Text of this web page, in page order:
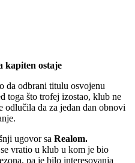
kapiten ostaje
da odbrani titulu osvojenu
toga što trofej izostao, klub ne
odlučila da za jedan dan obnovi
ugovor sa Realom.
vratio u klub u kom je bio
pa je bilo interesovanja